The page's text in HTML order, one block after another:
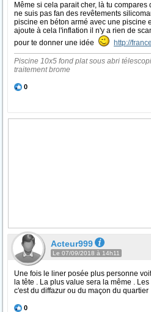
Même si cela parait cher, là tu
ne suis pas fan des revêtements
piscine en béton armé avec une piscine
ajoute à cela l'inflation il n'y a rien de
pour te donner une idée
http://
Piscine 10x5 fond plat sous abri
traitement brome
0
Acteur999
Le 07/09/2018 à 14h11
Une fois le liner posée plus personne
la tête . La plus value sera la même .
c'est du diffazur ou du maçon du quartier
0